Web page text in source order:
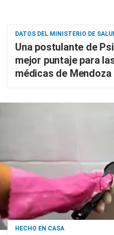
DATOS DEL MINISTERIO DE
Una postulante de
mejor puntaje para
médicas de Mendoza
HECHO EN CASA